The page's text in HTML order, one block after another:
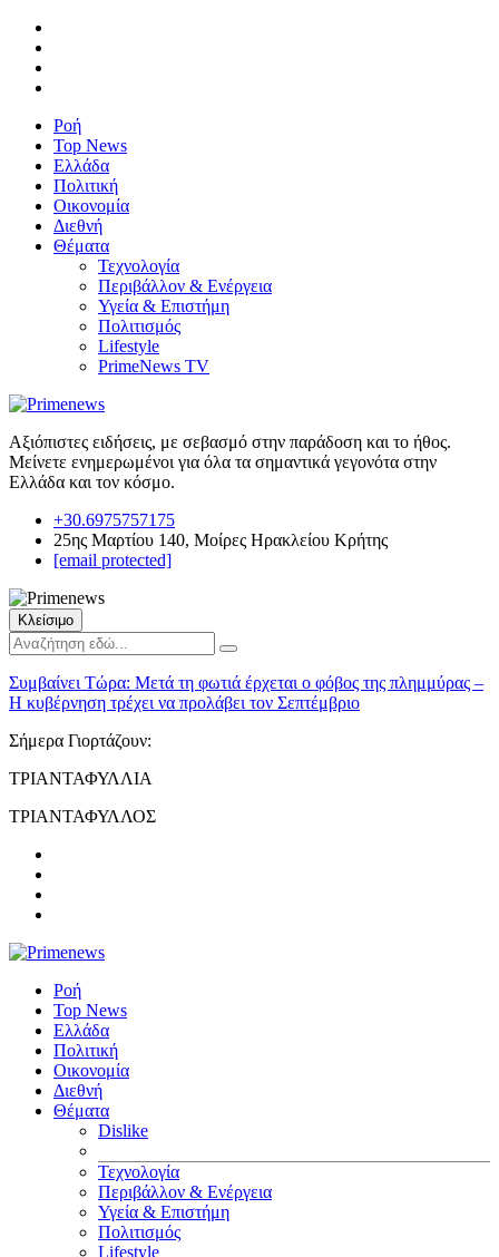
Ροή
Top News
Ελλάδα
Πολιτική
Οικονομία
Διεθνή
Θέματα
Τεχνολογία
Περιβάλλον & Ενέργεια
Υγεία & Επιστήμη
Πολιτισμός
Lifestyle
PrimeNews TV
Αξιόπιστες ειδήσεις, με σεβασμό στην παράδοση και το ήθος.
Μείνετε ενημερωμένοι για όλα τα σημαντικά γεγονότα στην
Ελλάδα και τον κόσμο.
+30.6975757175
25ης Μαρτίου 140, Μοίρες Ηρακλείου Κρήτης
[email protected]
Κλείσιμο
Συμβαίνει Τώρα: Μετά τη φωτιά έρχεται ο φόβος της πλημμύρας –
Η κυβέρνηση τρέχει να προλάβει τον Σεπτέμβριο
Σήμερα Γιορτάζουν:
ΤΡΙΑΝΤΑΦΥΛΛΙΑ
ΤΡΙΑΝΤΑΦΥΛΛΟΣ
Ροή
Top News
Ελλάδα
Πολιτική
Οικονομία
Διεθνή
Θέματα
Dislike
Τεχνολογία
Περιβάλλον & Ενέργεια
Υγεία & Επιστήμη
Πολιτισμός
Lifestyle